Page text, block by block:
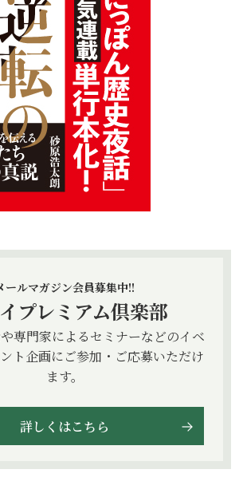
ールマガジン会員募集中!!
プレミアム倶楽部
専門家によるセミナーなどのイベ
ト企画にご参加・ご応募いただけ
ます。
詳しくはこちら